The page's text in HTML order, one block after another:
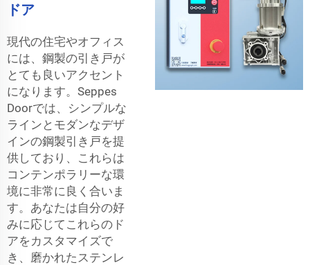
ドア
現代の住宅やオフィス
には、鋼製の引き戸が
とても良いアクセント
になります。Seppes
Doorでは、シンプルな
ラインとモダンなデザ
インの鋼製引き戸を提
供しており、これらは
コンテンポラリーな環
境に非常に良く合いま
す。あなたは自分の好
みに応じてこれらのド
アをカスタマイズで
き、磨かれたステンレ